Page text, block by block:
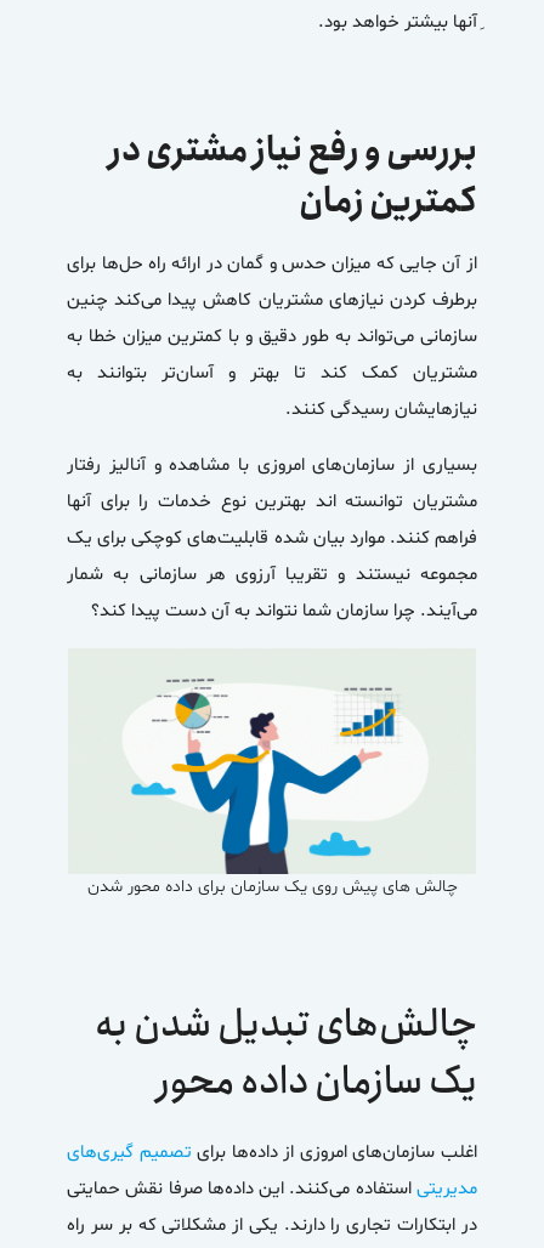
ِآنها بیشتر خواهد بود.
بررسی و رفع نیاز مشتری در
کمترین زمان
از آن جایی که میزان حدس و گمان در ارائه راه حل‌ها برای
برطرف کردن نیاز‌های مشتریان کاهش پیدا می‌کند چنین
سازمانی می‌تواند به طور دقیق و با کمترین میزان خطا به
مشتریان کمک کند تا بهتر و آسان‌تر بتوانند به
نیازهایشان رسیدگی کنند.
بسیاری از سازمان‌های امروزی با مشاهده و آنالیز رفتار
مشتریان توانسته اند بهترین نوع خدمات را برای آنها
فراهم کنند. موارد بیان شده قابلیت‌های کوچکی برای یک
مجموعه نیستند و تقریبا آرزوی هر سازمانی به شمار
می‌آیند. چرا سازمان شما نتواند به آن دست پیدا کند؟
چالش های پیش روی یک سازمان برای داده محور شدن
چالش‌های تبدیل شدن به
یک سازمانداده محور
اغلب سازمان‌های امروزی از داده‌ها برای تصمیم گیری‌های
مدیریتیاستفاده می‌کنند. این داده‌ها صرفا نقش حمایتی
در ابتکارات تجاری را دارند. یکی از مشکلاتی که بر سر راه